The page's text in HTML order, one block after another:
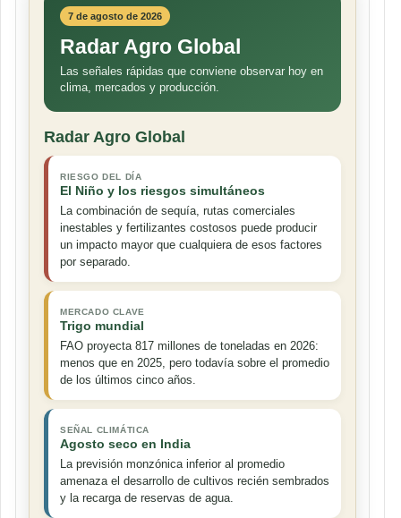
7 de agosto de 2026
Radar Agro Global
Las señales rápidas que conviene observar hoy en
clima, mercados y producción.
Radar Agro Global
RIESGO DEL DÍA
El Niño y los riesgos simultáneos
La combinación de sequía, rutas comerciales
inestables y fertilizantes costosos puede producir
un impacto mayor que cualquiera de esos factores
por separado.
MERCADO CLAVE
Trigo mundial
FAO proyecta 817 millones de toneladas en 2026:
menos que en 2025, pero todavía sobre el promedio
de los últimos cinco años.
SEÑAL CLIMÁTICA
Agosto seco en India
La previsión monzónica inferior al promedio
amenaza el desarrollo de cultivos recién sembrados
y la recarga de reservas de agua.